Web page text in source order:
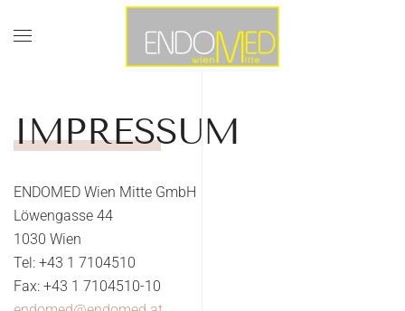
Skip to main content
IMPRESSUM
ENDOMED Wien Mitte GmbH
Löwengasse 44
1030 Wien
Tel: +43 1 7104510
Fax: +43 1 7104510-10